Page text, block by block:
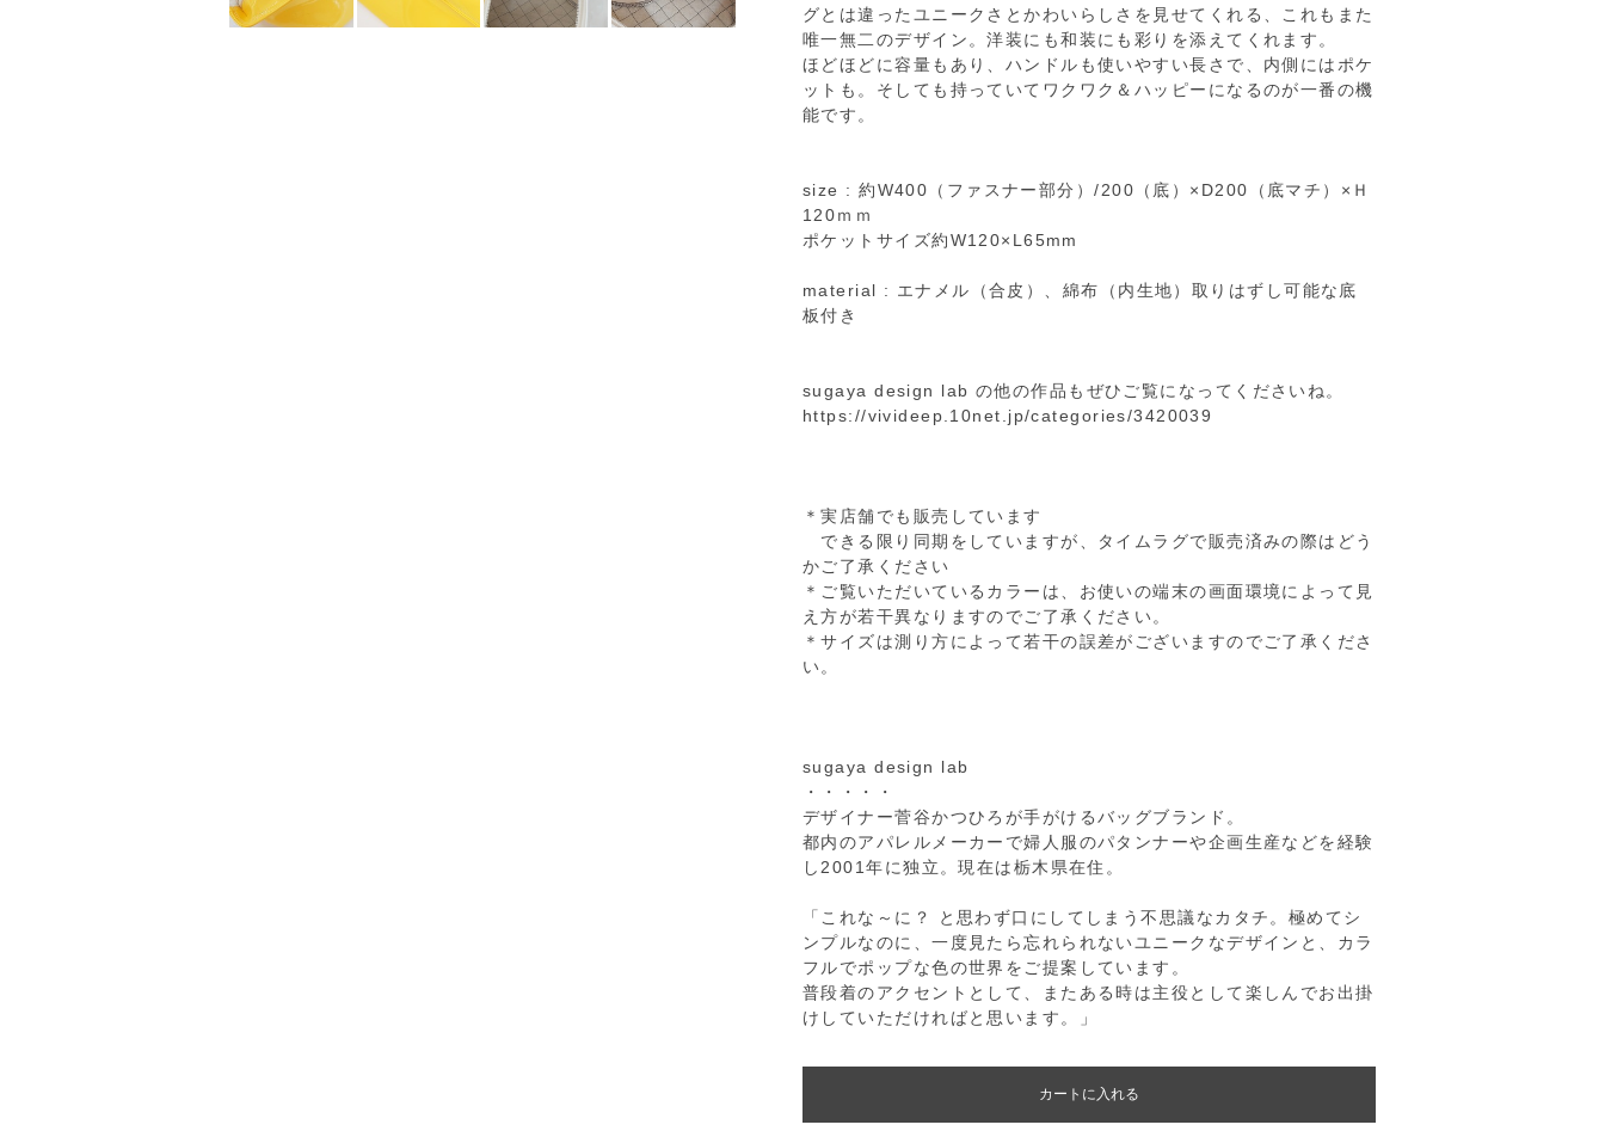
グとは違ったユニークさとかわいらしさを見せてくれる、これもまた
唯一無二のデザイン。洋装にも和装にも彩りを添えてくれます。
ほどほどに容量もあり、ハンドルも使いやすい長さで、内側にはポケ
ットも。そしても持っていてワクワク＆ハッピーになるのが一番の機
能です。
size : 約W400（ファスナー部分）/200（底）×D200（底マチ）×Ｈ
120ｍｍ
ポケットサイズ約W120×L65mm
material : エナメル（合皮）、綿布（内生地）取りはずし可能な底
板付き
sugaya design lab の他の作品もぜひご覧になってくださいね。
https://vivideep.10net.jp/categories/3420039
＊実店舗でも販売しています
できる限り同期をしていますが、タイムラグで販売済みの際はどう
かご了承ください
＊ご覧いただいているカラーは、お使いの端末の画面環境によって見
え方が若干異なりますのでご了承ください。
＊サイズは測り方によって若干の誤差がございますのでご了承くださ
い。
sugaya design lab
・・・・・
デザイナー菅谷かつひろが手がけるバッグブランド。
都内のアパレルメーカーで婦人服のパタンナーや企画生産などを経験
し2001年に独立。現在は栃木県在住。
「これな～に？ と思わず口にしてしまう不思議なカタチ。極めてシ
ンプルなのに、一度見たら忘れられないユニークなデザインと、カラ
フルでポップな色の世界をご提案しています。
普段着のアクセントとして、またある時は主役として楽しんでお出掛
けしていただければと思います。」
カートに入れる